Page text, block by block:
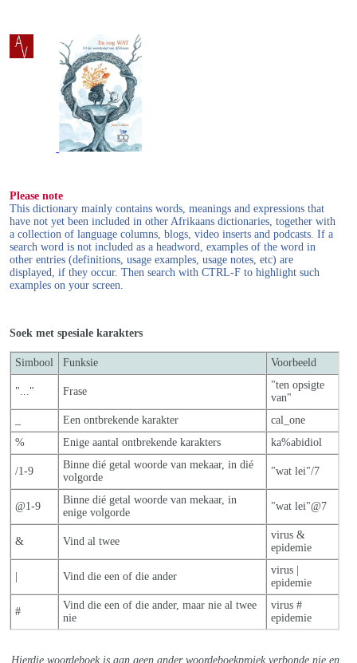
Please note
This dictionary mainly contains words, meanings and expressions that
have not yet been included in other Afrikaans dictionaries, together with
a collection of language columns, blogs, video inserts and podcasts. If a
search word is not included as a headword, examples of the word in
other entries (definitions, usage examples, usage notes, etc) are
displayed, if they occur. Then search with CTRL-F to highlight such
examples on your screen.
Soek met spesiale karakters
Simbool Funksie Voorbeeld
"..." Frase
"ten opsigte
van"
Een ontbrekende karakter
cal_one
%
Enige aantal ontbrekende karakters ka%abidiol
/1-9
Binne dié getal woorde van mekaar, in dié
volgorde
"wat lei"/7
@1-9
Binne dié getal woorde van mekaar, in
enige volgorde
"wat lei"@7
& Vind al twee
virus &
epidemie
Vind die een of die ander
virus |
epidemie
#
Vind die een of die ander, maar nie al twee
nie
virus #
epidemie
Hierdie woordeboek is aan geen ander woordeboekprojek verbonde nie en